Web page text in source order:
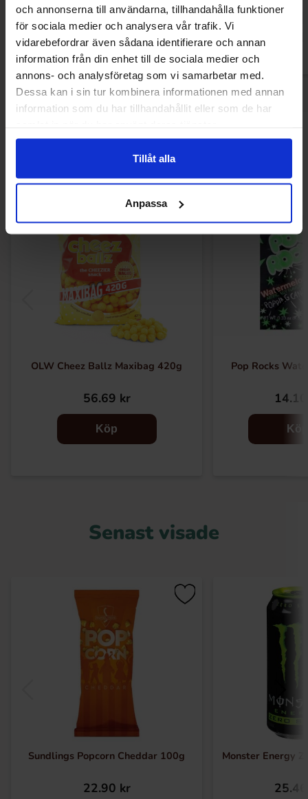
och annonserna till användarna, tillhandahålla funktioner
för sociala medier och analysera vår trafik. Vi
vidarebefordrar även sådana identifierare och annan
information från din enhet till de sociala medier och
annons- och analysföretag som vi samarbetar med.
Dessa kan i sin tur kombinera informationen med annan
information som du har tillhandahållit eller som de har
Tillåt alla
Anpassa
Köp
Andra gillade
OLW Cheez Ballz Maxibag 420g
56.69 kr
Köp
Pop Rocks
Köp
Senast visade
Sundlings Popcorn Cheddar 100g
22.90 kr
Monster Energy